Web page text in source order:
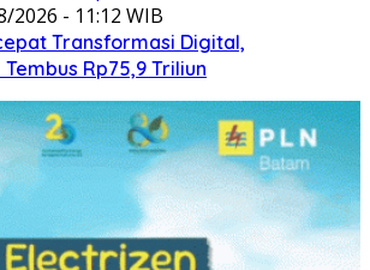
2026 - 11:12 WIB
Transformasi Digital,
Rp75,9 Triliun